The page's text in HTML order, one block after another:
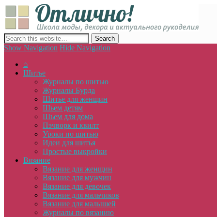
сайт о декоре, дизайне и моде, вязании, шитье и других видах
Show Navigation Hide Navigation
⌂
Шитье
Журналы по шитью
Журналы Бурда
Шитье для женщин
Шьем детям
Шьем для дома
Пэчворк и квилт
Уроки по шитью
Идеи для шитья
Простые выкройки
Вязание
Вязание для женщин
Вязание для мужчин
Вязание для девочек
Вязание для мальчиков
Вязание для малышей
Журналы по вязанию